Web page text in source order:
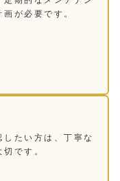
が必要です。
たい方は、丁寧な
です。